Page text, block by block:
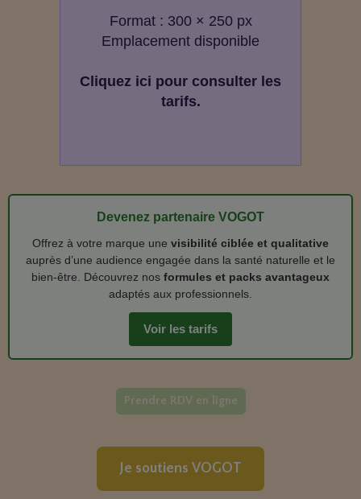
Format : 300 × 250 px
Emplacement disponible
Cliquez ici pour consulter les
tarifs.
Devenez partenaire VOGOT
Offrez à votre marque une visibilité ciblée et qualitative
auprès d’une audience engagée dans la santé naturelle et le
bien‑être. Découvrez nos formules et packs avantageux
adaptés aux professionnels.
Voir les tarifs
Prendre RDV en ligne
Je soutiens VOGOT